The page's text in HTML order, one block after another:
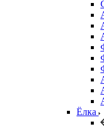
Ёлка